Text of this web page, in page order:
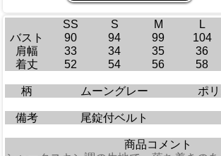
SS S M L
バスト
90 94 99 104
肩幅
33 34 35 36
着丈
52 54 56 58
柄 ムーングレー ポ
備考 尾錠付ベルト
商品コメント